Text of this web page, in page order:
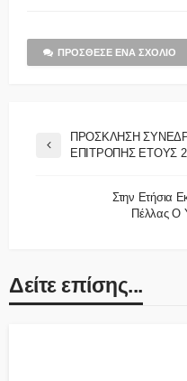
ΠΡΌΣΘΕΣΕ ΈΝΑ ΣΧΌΛΙΟ
ΠΡΟΣΚΛΗΣΗ
ΕΠΙΤΡΟΠΗΣ ΕΤΟΥΣ
Στην Ετήσια
Πέλλας Ο
Δείτε επίσης...